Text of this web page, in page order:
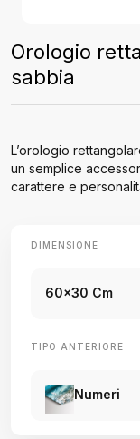
Orologio
sabbia
L’orologio
un semplice
carattere e
DIMENSIONE
60x30 Cm
TIPO ANTERIORE
Numeri